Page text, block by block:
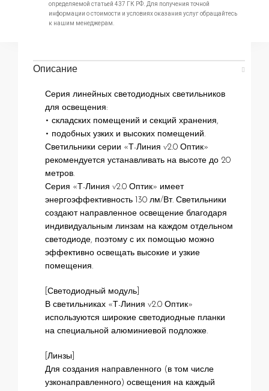
определяемой статьей 437 ГК РФ. Для получения точной
информации о стоимости и условиях оказания услуг обращайтесь
к нашим менеджерам.
Описание
Серия линейных светодиодных светильников
для освещения:
• складских помещений и секций хранения,
• подобных узких и высоких помещений.
Светильники серии «Т-Линия v2.0 Оптик»
рекомендуется устанавливать на высоте до 20
метров.
Серия «Т-Линия v2.0 Оптик» имеет
энергоэффективность 130 лм/Вт. Светильники
создают направленное освещение благодаря
индивидуальным линзам на каждом отдельном
светодиоде, поэтому с их помощью можно
эффективно освещать высокие и узкие
помещения.
[Светодиодный модуль]
В светильниках «Т-Линия v2.0 Оптик»
используются широкие светодиодные планки
на специальной алюминиевой подложке.
[Линзы]
Для создания направленного (в том числе
узконаправленного) освещения на каждый